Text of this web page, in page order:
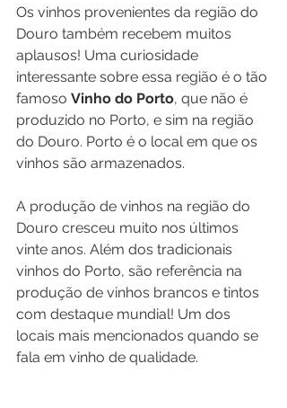
Os vinhos provenientes da região do
Douro também recebem muitos
aplausos! Uma curiosidade
interessante sobre essa região é o tão
famoso Vinho do Porto, que não é
produzido no Porto, e sim na região
do Douro. Porto é o local em que os
vinhos são armazenados.
A produção de vinhos na região do
Douro cresceu muito nos últimos
vinte anos. Além dos tradicionais
vinhos do Porto, são referência na
produção de vinhos brancos e tintos
com destaque mundial! Um dos
locais mais mencionados quando se
fala em vinho de qualidade.